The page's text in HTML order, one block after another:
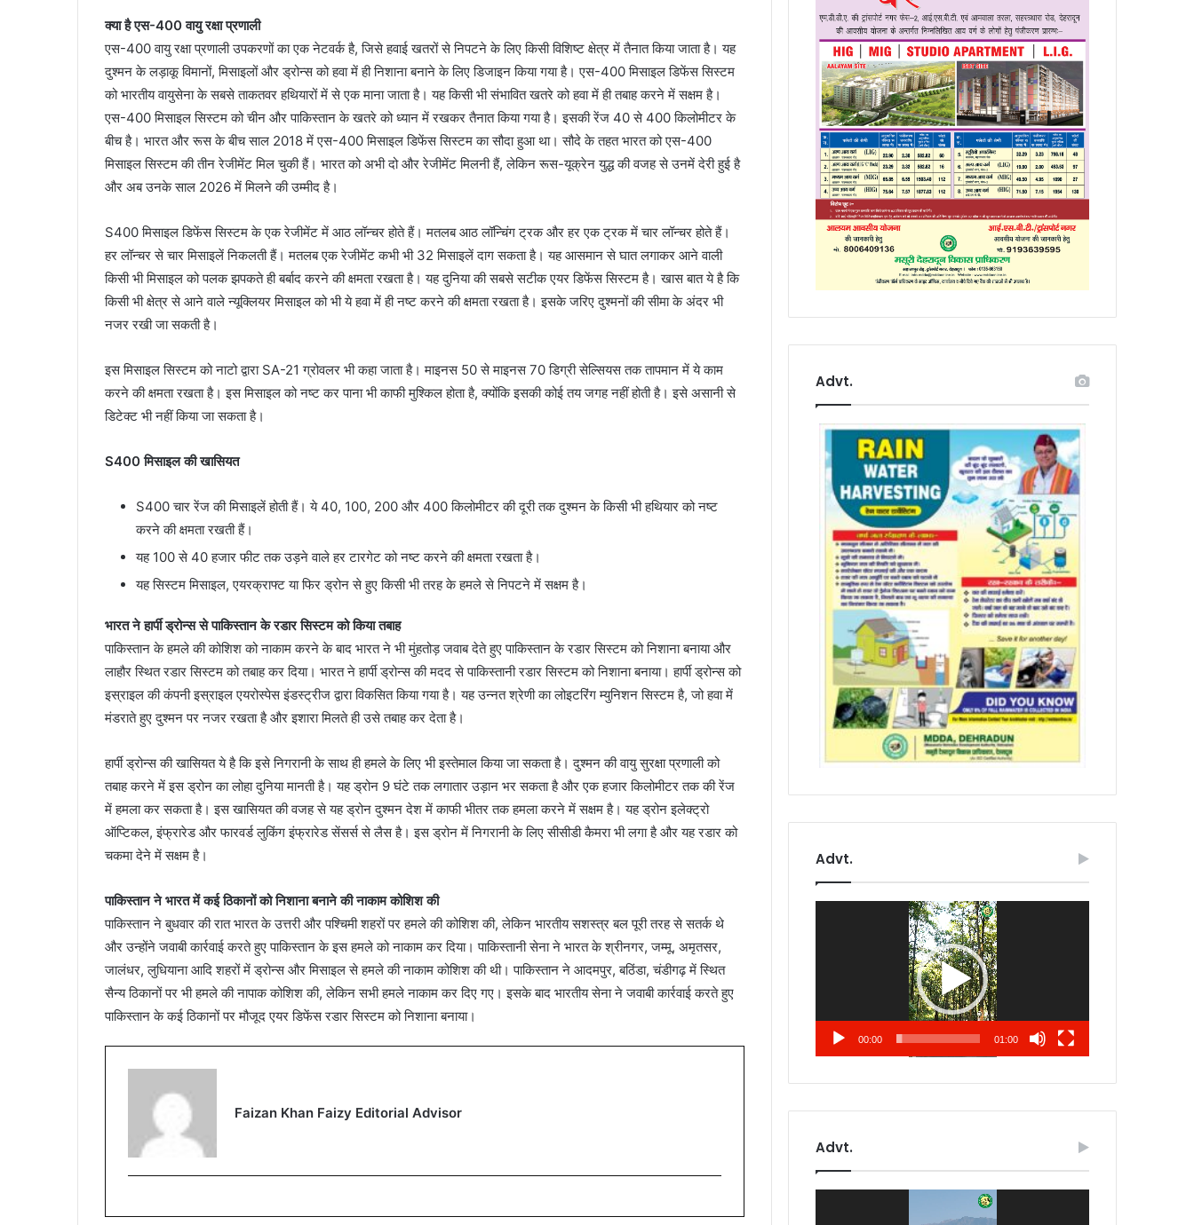
क्या है एस-400 वायु रक्षा प्रणाली
एस-400 वायु रक्षा प्रणाली उपकरणों का एक नेटवर्क है, जिसे हवाई खतरों से निपटने के लिए किसी विशिष्ट क्षेत्र में तैनात किया जाता है। यह
दुश्मन के लड़ाकू विमानों, मिसाइलों और ड्रोन्स को हवा में ही निशाना बनाने के लिए डिजाइन किया गया है। एस-400 मिसाइल डिफेंस सिस्टम
को भारतीय वायुसेना के सबसे ताकतवर हथियारों में से एक माना जाता है। यह किसी भी संभावित खतरे को हवा में ही तबाह करने में सक्षम है।
एस-400 मिसाइल सिस्टम को चीन और पाकिस्तान के खतरे को ध्यान में रखकर तैनात किया गया है। इसकी रेंज 40 से 400 किलोमीटर के
बीच है। भारत और रूस के बीच साल 2018 में एस-400 मिसाइल डिफेंस सिस्टम का सौदा हुआ था। सौदे के तहत भारत को एस-400
मिसाइल सिस्टम की तीन रेजीमेंट मिल चुकी हैं। भारत को अभी दो और रेजीमेंट मिलनी हैं, लेकिन रूस-यूक्रेन युद्ध की वजह से उनमें देरी हुई है
और अब उनके साल 2026 में मिलने की उम्मीद है।
S400 मिसाइल डिफेंस सिस्टम के एक रेजीमेंट में आठ लॉन्चर होते हैं। मतलब आठ लॉन्चिंग ट्रक और हर एक ट्रक में चार लॉन्चर होते हैं।
हर लॉन्चर से चार मिसाइलें निकलती हैं। मतलब एक रेजीमेंट कभी भी 32 मिसाइलें दाग सकता है। यह आसमान से घात लगाकर आने वाली
किसी भी मिसाइल को पलक झपकते ही बर्बाद करने की क्षमता रखता है। यह दुनिया की सबसे सटीक एयर डिफेंस सिस्टम है। खास बात ये है कि
किसी भी क्षेत्र से आने वाले न्यूक्लियर मिसाइल को भी ये हवा में ही नष्ट करने की क्षमता रखता है। इसके जरिए दुश्मनों की सीमा के अंदर भी
नजर रखी जा सकती है।
इस मिसाइल सिस्टम को नाटो द्वारा SA-21 ग्रोवलर भी कहा जाता है। माइनस 50 से माइनस 70 डिग्री सेल्सियस तक तापमान में ये काम
करने की क्षमता रखता है। इस मिसाइल को नष्ट कर पाना भी काफी मुश्किल होता है, क्योंकि इसकी कोई तय जगह नहीं होती है। इसे असानी से
डिटेक्ट भी नहीं किया जा सकता है।
S400 मिसाइल की खासियत
S400 चार रेंज की मिसाइलें होती हैं। ये 40, 100, 200 और 400 किलोमीटर की दूरी तक दुश्मन के किसी भी हथियार को नष्ट
करने की क्षमता रखती हैं।
यह 100 से 40 हजार फीट तक उड़ने वाले हर टारगेट को नष्ट करने की क्षमता रखता है।
यह सिस्टम मिसाइल, एयरक्राफ्ट या फिर ड्रोन से हुए किसी भी तरह के हमले से निपटने में सक्षम है।
भारत ने हार्पी ड्रोन्स से पाकिस्तान के रडार सिस्टम को किया तबाह
पाकिस्तान के हमले की कोशिश को नाकाम करने के बाद भारत ने भी मुंहतोड़ जवाब देते हुए पाकिस्तान के रडार सिस्टम को निशाना बनाया और
लाहौर स्थित रडार सिस्टम को तबाह कर दिया। भारत ने हार्पी ड्रोन्स की मदद से पाकिस्तानी रडार सिस्टम को निशाना बनाया। हार्पी ड्रोन्स को
इस्राइल की कंपनी इस्राइल एयरोस्पेस इंडस्ट्रीज द्वारा विकसित किया गया है। यह उन्नत श्रेणी का लोइटरिंग म्युनिशन सिस्टम है, जो हवा में
मंडराते हुए दुश्मन पर नजर रखता है और इशारा मिलते ही उसे तबाह कर देता है।
हार्पी ड्रोन्स की खासियत ये है कि इसे निगरानी के साथ ही हमले के लिए भी इस्तेमाल किया जा सकता है। दुश्मन की वायु सुरक्षा प्रणाली को
तबाह करने में इस ड्रोन का लोहा दुनिया मानती है। यह ड्रोन 9 घंटे तक लगातार उड़ान भर सकता है और एक हजार किलोमीटर तक की रेंज
में हमला कर सकता है। इस खासियत की वजह से यह ड्रोन दुश्मन देश में काफी भीतर तक हमला करने में सक्षम है। यह ड्रोन इलेक्ट्रो
ऑप्टिकल, इंफ्रारेड और फारवर्ड लुकिंग इंफ्रारेड सेंसर्स से लैस है। इस ड्रोन में निगरानी के लिए सीसीडी कैमरा भी लगा है और यह रडार को
चकमा देने में सक्षम है।
पाकिस्तान ने भारत में कई ठिकानों को निशाना बनाने की नाकाम कोशिश की
पाकिस्तान ने बुधवार की रात भारत के उत्तरी और पश्चिमी शहरों पर हमले की कोशिश की, लेकिन भारतीय सशस्त्र बल पूरी तरह से सतर्क थे
और उन्होंने जवाबी कार्रवाई करते हुए पाकिस्तान के इस हमले को नाकाम कर दिया। पाकिस्तानी सेना ने भारत के श्रीनगर, जम्मू, अमृतसर,
जालंधर, लुधियाना आदि शहरों में ड्रोन्स और मिसाइल से हमले की नाकाम कोशिश की थी। पाकिस्तान ने आदमपुर, बठिंडा, चंडीगढ़ में स्थित
सैन्य ठिकानों पर भी हमले की नापाक कोशिश की, लेकिन सभी हमले नाकाम कर दिए गए। इसके बाद भारतीय सेना ने जवाबी कार्रवाई करते हुए
पाकिस्तान के कई ठिकानों पर मौजूद एयर डिफेंस रडार सिस्टम को निशाना बनाया।
Faizan Khan Faizy Editorial Advisor
Advt.
Advt.
00:00 01:00
Advt.